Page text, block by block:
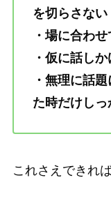
を切らさない
・場に合わ
・仮に話し
・無理に話
た時だけし
これさえできれ